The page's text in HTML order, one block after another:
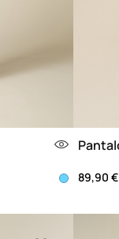
89,90 €